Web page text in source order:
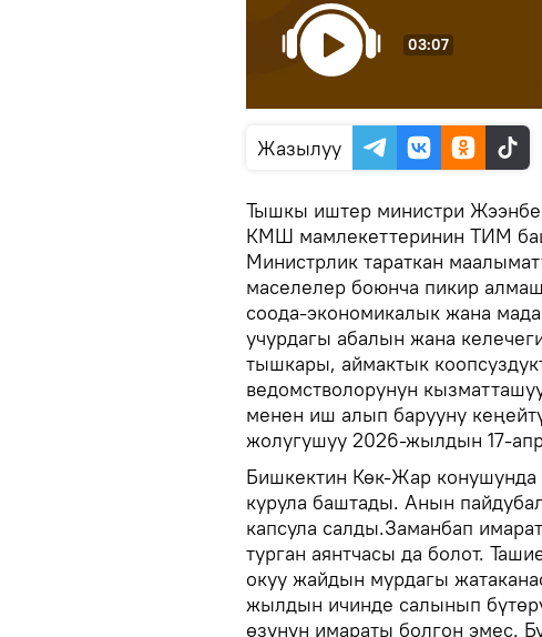
03:07
Жазылуу
Тышкы иштер министри
КМШ мамлекеттеринин ТИМ
Министрлик тараткан
маселелер боюнча пикир
соода-экономикалык жана
учурдагы абалын жана
тышкары, аймактык
ведомстволорунун
менен иш алып барууну
жолугушуу 2026-жылдын 17-
Бишкектин Көк-Жар
курула баштады. Анын
капсула салды.Заманбап
турган аянтчасы да болот.
окуу жайдын мурдагы
жылдын ичинде салынып
өзүнүн имараты болгон эмес.